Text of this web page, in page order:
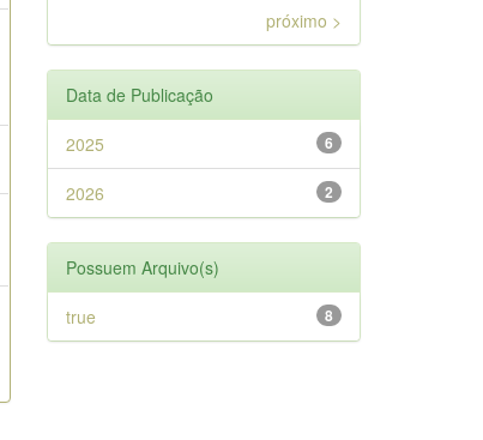
próximo >
Data de Publicação
6
2025
2
2026
Possuem Arquivo(s)
8
true